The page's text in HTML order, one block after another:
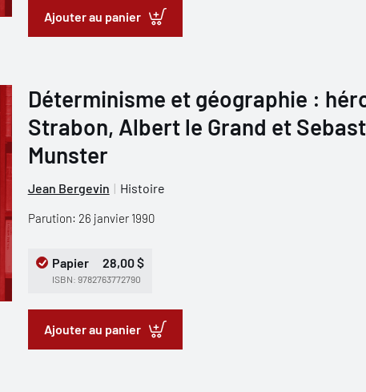
Ajouter au panier
Déterminisme et géographie :
Strabon, Albert le Grand et
Munster
Jean Bergevin Histoire
Parution: 26 janvier 1990
Papier 28,00 $
ISBN: 9782763772790
Ajouter au panier